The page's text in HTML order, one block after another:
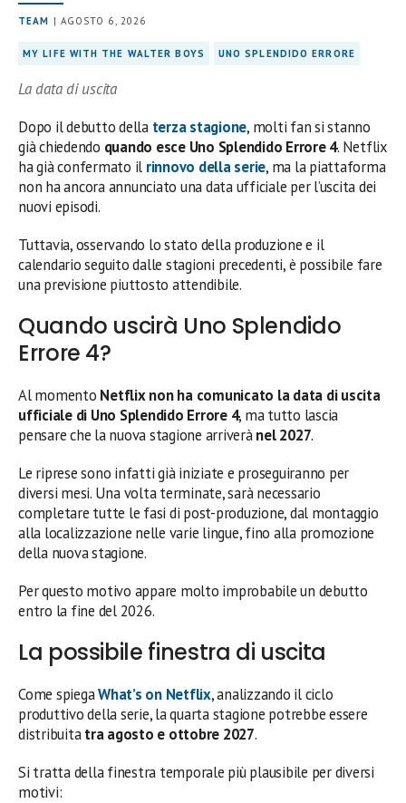
TEAM | AGOSTO 6, 2026
MY LIFE WITH THE WALTER BOYS UNO SPLENDIDO ERRORE
La data di uscita
Dopo il debutto della terza stagione, molti fan si stanno
già chiedendo quando esce Uno Splendido Errore 4. Netflix
ha già confermato il rinnovo della serie, ma la piattaforma
non ha ancora annunciato una data ufficiale per l’uscita dei
nuovi episodi.
Tuttavia, osservando lo stato della produzione e il
calendario seguito dalle stagioni precedenti, è possibile fare
una previsione piuttosto attendibile.
Quando uscirà Uno Splendido
Errore 4?
Al momento Netflix non ha comunicato la data di uscita
ufficiale di Uno Splendido Errore 4, ma tutto lascia
pensare che la nuova stagione arriverànel 2027.
Le riprese sono infatti già iniziate e proseguiranno per
diversi mesi. Una volta terminate, sarà necessario
completare tutte le fasi di post-produzione, dal montaggio
alla localizzazione nelle varie lingue, fino alla promozione
della nuova stagione.
Per questo motivo appare molto improbabile un debutto
entro la fine del 2026.
La possibile finestra di uscita
Come spiegaWhat’s on Netflix, analizzando il ciclo
produttivo della serie, la quarta stagione potrebbe essere
distribuitatra agosto e ottobre 2027.
Si tratta della finestra temporale più plausibile per diversi
motivi: